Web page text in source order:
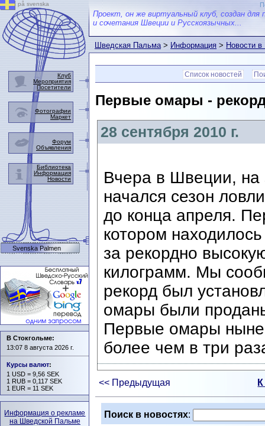
Проект, он же виртуальный клуб, создан для
и сочетания Швеции и Русскоязычных...
Шведская Пальма>Информация>Новости
Список новостей
Первые омары -
28 сентября 2010 г.
Вчера в Швеции, на
начался сезон
до конца апреля.
котором
за рекордно
килограмм. Мы
рекорд был
омары были
Первые омары
более чем в три
<< Предыдущая
Поиск в новостях:
på svenska
Клуб
Мероприятия
Посетители
Фотографии
Маркет
Форум
Объявления
Библиотека
Информация
Новости
Svenska Palmen
В Стокгольме:
13:07 8 августа 2026 г.
Курсы валют:
1 USD = 9,56 SEK
1 RUB = 0,117 SEK
1 EUR = 11 SEK
Информация о рекламе
на Шведской Пальме